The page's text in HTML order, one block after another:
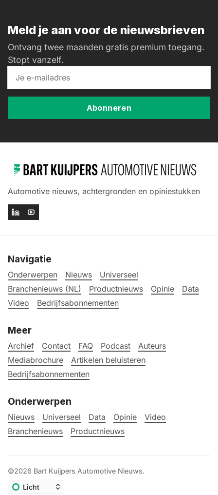
Meld je aan voor de nieuwsbrieven
Ontvang twee maanden gratis premium toegang.
Stopt vanzelf.
Abonneren
Automotive nieuws, achtergronden en opiniestukken
Navigatie
Onderwerpen Nieuws
Universeel
Branchenieuws (NL)
Productnieuws Opinie
Data
Video
Bedrijfsabonnementen
Meer
Archief Contact FAQ Podcast
Auteurs
Mediabrochure
Artikelen beluisteren
Bedrijfsabonnementen
Onderwerpen
Nieuws Universeel Data Opinie
Video
Branchenieuws
Productnieuws
©2026 Bart Kuijpers Automotive Nieuws.